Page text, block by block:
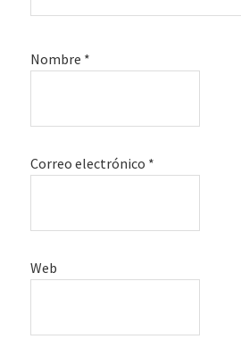
Nombre *
Correo electrónico *
Web